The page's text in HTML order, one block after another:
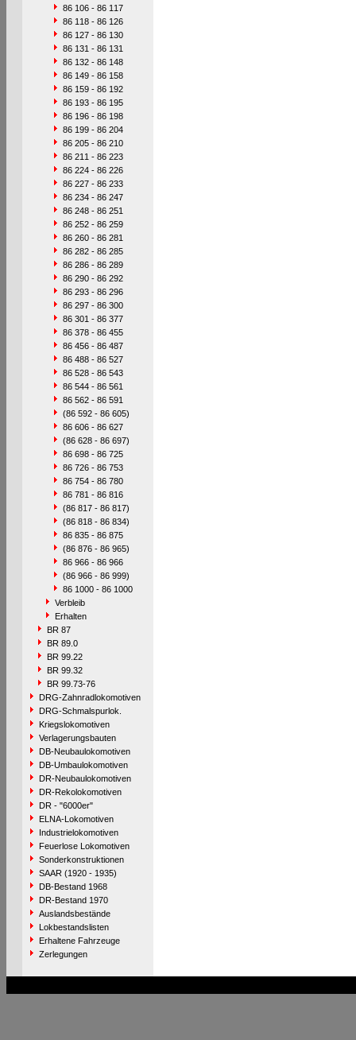
86 106 - 86 117
86 118 - 86 126
86 127 - 86 130
86 131 - 86 131
86 132 - 86 148
86 149 - 86 158
86 159 - 86 192
86 193 - 86 195
86 196 - 86 198
86 199 - 86 204
86 205 - 86 210
86 211 - 86 223
86 224 - 86 226
86 227 - 86 233
86 234 - 86 247
86 248 - 86 251
86 252 - 86 259
86 260 - 86 281
86 282 - 86 285
86 286 - 86 289
86 290 - 86 292
86 293 - 86 296
86 297 - 86 300
86 301 - 86 377
86 378 - 86 455
86 456 - 86 487
86 488 - 86 527
86 528 - 86 543
86 544 - 86 561
86 562 - 86 591
(86 592 - 86 605)
86 606 - 86 627
(86 628 - 86 697)
86 698 - 86 725
86 726 - 86 753
86 754 - 86 780
86 781 - 86 816
(86 817 - 86 817)
(86 818 - 86 834)
86 835 - 86 875
(86 876 - 86 965)
86 966 - 86 966
(86 966 - 86 999)
86 1000 - 86 1000
Verbleib
Erhalten
BR 87
BR 89.0
BR 99.22
BR 99.32
BR 99.73-76
DRG-Zahnradlokomotiven
DRG-Schmalspurlok.
Kriegslokomotiven
Verlagerungsbauten
DB-Neubaulokomotiven
DB-Umbaulokomotiven
DR-Neubaulokomotiven
DR-Rekolokomotiven
DR - "6000er"
ELNA-Lokomotiven
Industrielokomotiven
Feuerlose Lokomotiven
Sonderkonstruktionen
SAAR (1920 - 1935)
DB-Bestand 1968
DR-Bestand 1970
Auslandsbestände
Lokbestandslisten
Erhaltene Fahrzeuge
Zerlegungen